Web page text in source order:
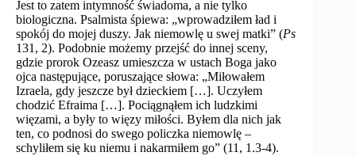
Jest to zatem intymność świadoma, a nie tylko
biologiczna. Psalmista śpiewa: „wprowadziłem ład i
spokój do mojej duszy. Jak niemowlę u swej matki” (Ps
131, 2). Podobnie możemy przejść do innej sceny,
gdzie prorok Ozeasz umieszcza w ustach Boga jako
ojca następujące, poruszające słowa: „Miłowałem
Izraela, gdy jeszcze był dzieckiem […]. Uczyłem
chodzić Efraima […]. Pociągnąłem ich ludzkimi
więzami, a były to więzy miłości. Byłem dla nich jak
ten, co podnosi do swego policzka niemowlę –
schyliłem się ku niemu i nakarmiłem go” (11, 1.3-4).